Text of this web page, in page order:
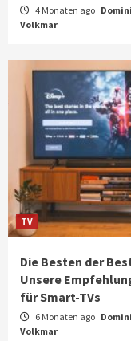
4 Monaten ago
Volkmar
TV
Die Besten der
Unsere
für Smart-TVs
6 Monaten ago
Volkmar